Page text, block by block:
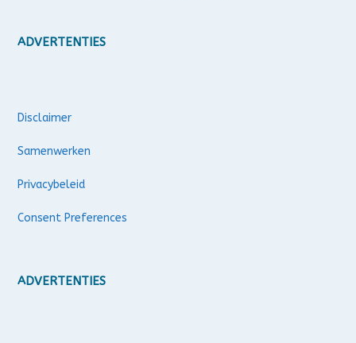
ADVERTENTIES
Disclaimer
Samenwerken
Privacybeleid
Consent Preferences
ADVERTENTIES